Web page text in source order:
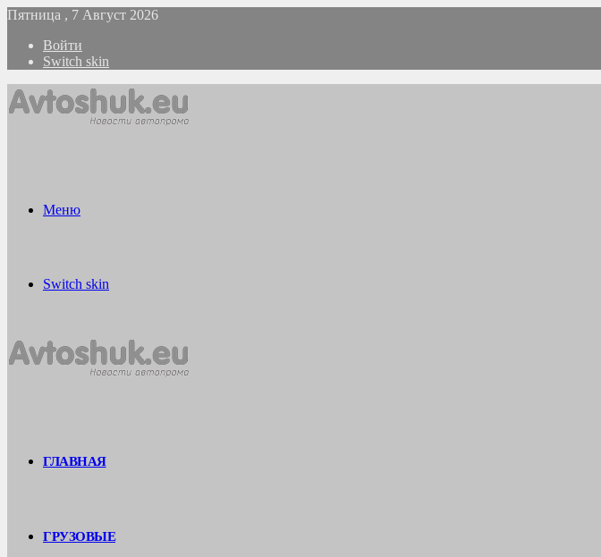
Пятница , 7 Август 2026
Войти
Switch skin
Меню
Switch skin
ГЛАВНАЯ
ГРУЗОВЫЕ